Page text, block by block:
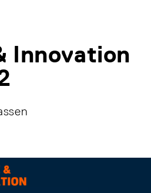
Innovation